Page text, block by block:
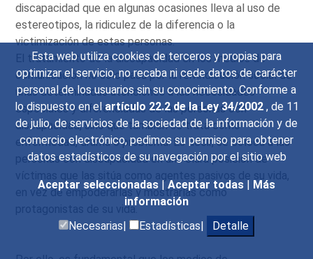
Esta web utiliza cookies de terceros y propias para
optimizar el servicio, no recaba ni cede datos de carácter
personal de los usuarios sin su conocimiento. Conforme a
lo dispuesto en elartículo 22.2 de la Ley 34/2002 , de 11
de julio, de servicios de la sociedad de la información y de
comercio electrónico, pedimos su permiso para obtener
datos estadísticos de su navegación por el sitio web
Aceptar seleccionadas |Aceptar todas | Más
información
Necesarias|
Estadísticas| Detalle
discapacidad que en algunas ocasiones lleva al uso de
estereotipos, la ridiculez de la diferencia o la
victimización de estas personas.
El tratamiento de la discapacidad en los medios de
comunicación no sólo pasa por la reivindicación social de
unas determinadas atenciones a las necesidades
especiales y diferenciadas de las personas con
discapacidad, sino que también se trata como
enfermedad, drama o problema. Es decir, se coloca a las
personas con discapacidad en una clara posición de
víctimas que las sitúa como agentes pasivos de su vida,
en vez de empoderarlas y mostrarlas como
protagonistas de su vida.